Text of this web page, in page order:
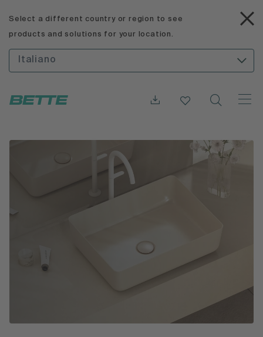
Select a different country or region to see
products and solutions for your location.
Italiano